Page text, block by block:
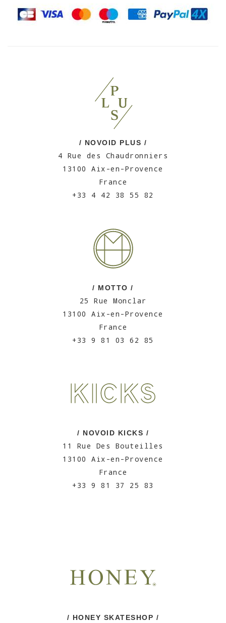
/ NOVOID PLUS /
4 Rue des Chaudronniers
13100 Aix-en-Provence
France
+33 4 42 38 55 82
/ MOTTO /
25 Rue Monclar
13100 Aix-en-Provence
France
+33 9 81 03 62 85
/ NOVOID KICKS /
11 Rue Des Bouteilles
13100 Aix-en-Provence
France
+33 9 81 37 25 83
/ HONEY SKATESHOP /